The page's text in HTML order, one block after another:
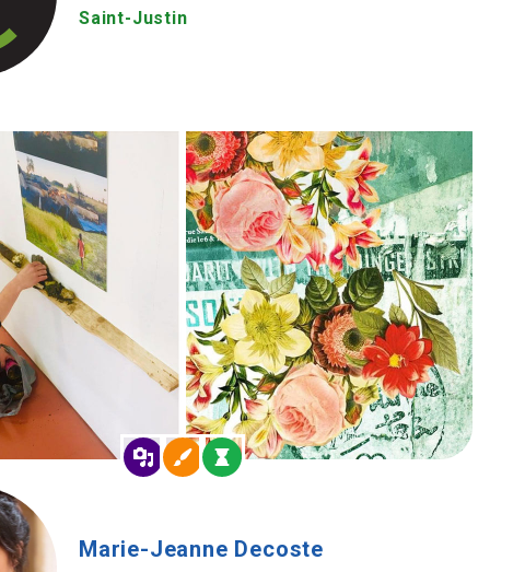
Saint-Justin
Marie-Jeanne Decoste